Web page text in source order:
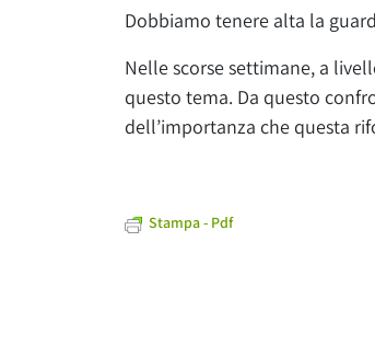
Dobbiamo tenere alta la
Nelle scorse settimane, a
questo tema. Da questo
dell’importanza che questa
Stampa - Pdf